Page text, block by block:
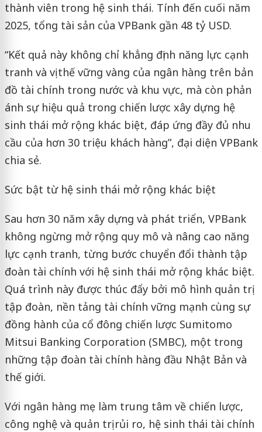
thành viên trong hệ sinh thái. Tính đến cuối năm
2025, tổng tài sản của VPBank gần 48 tỷ USD.
“Kết quả này không chỉ khẳng định năng lực cạnh
tranh và vị thế vững vàng của ngân hàng trên bản
đồ tài chính trong nước và khu vực, mà còn phản
ánh sự hiệu quả trong chiến lược xây dựng hệ
sinh thái mở rộng khác biệt, đáp ứng đầy đủ nhu
cầu của hơn 30 triệu khách hàng”, đại diện VPBank
chia sẻ.
Sức bật từ hệ sinh thái mở rộng khác biệt
Sau hơn 30 năm xây dựng và phát triển, VPBank
không ngừng mở rộng quy mô và nâng cao năng
lực cạnh tranh, từng bước chuyển đổi thành tập
đoàn tài chính với hệ sinh thái mở rộng khác biệt.
Quá trình này được thúc đẩy bởi mô hình quản trị
tập đoàn, nền tảng tài chính vững mạnh cùng sự
đồng hành của cổ đông chiến lược Sumitomo
Mitsui Banking Corporation (SMBC), một trong
những tập đoàn tài chính hàng đầu Nhật Bản và
thế giới.
Với ngân hàng mẹ làm trung tâm về chiến lược,
công nghệ và quản trị rủi ro, hệ sinh thái tài chính